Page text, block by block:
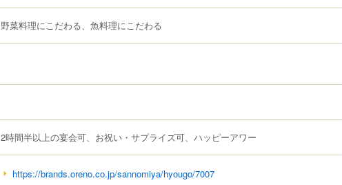
野菜料理にこだわる、魚料理にこだわる
2時間半以上の宴会可、お祝い・サプライズ可、ハッピーアワー
https://brands.oreno.co.jp/sannomiya/hyougo/7007